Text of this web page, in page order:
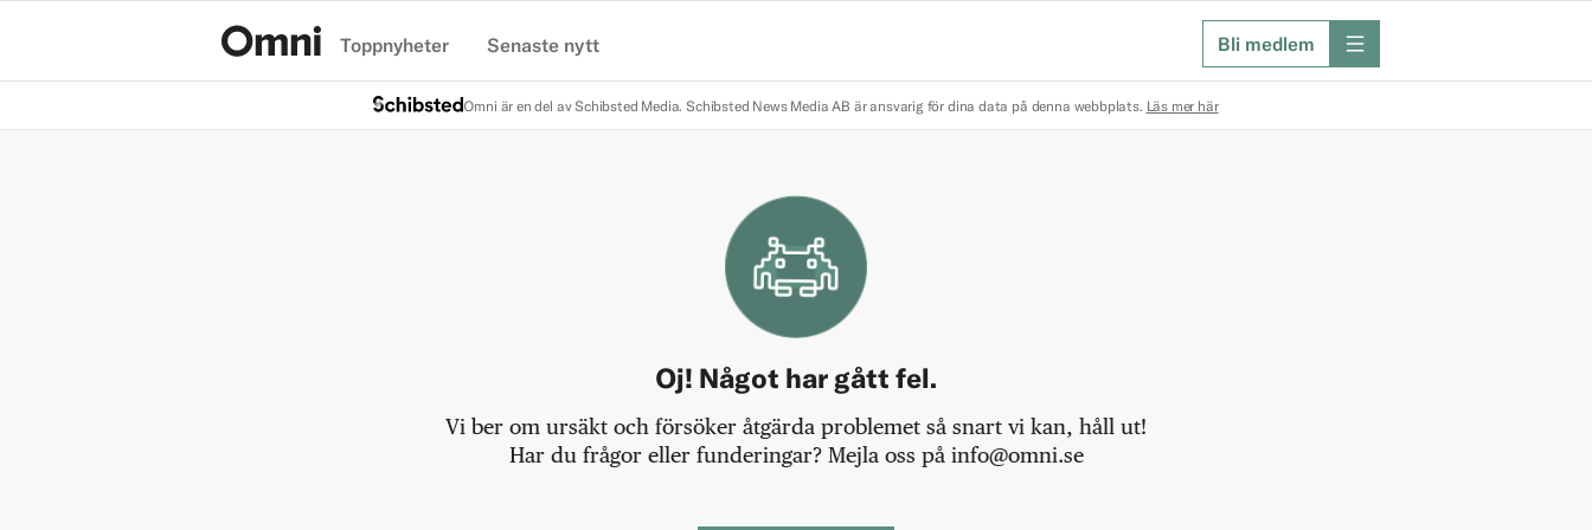
Toppnyheter Senaste nytt Bli medlem meny
Omni är en del av Schibsted Media. Schibsted News Media AB är ansvarig för dina data på denna webbplats. Läs mer här
Oj! Något har gått fel.
Vi ber om ursäkt och försöker åtgärda problemet så snart vi kan, håll ut!
Har du frågor eller funderingar? Mejla oss på info@omni.se